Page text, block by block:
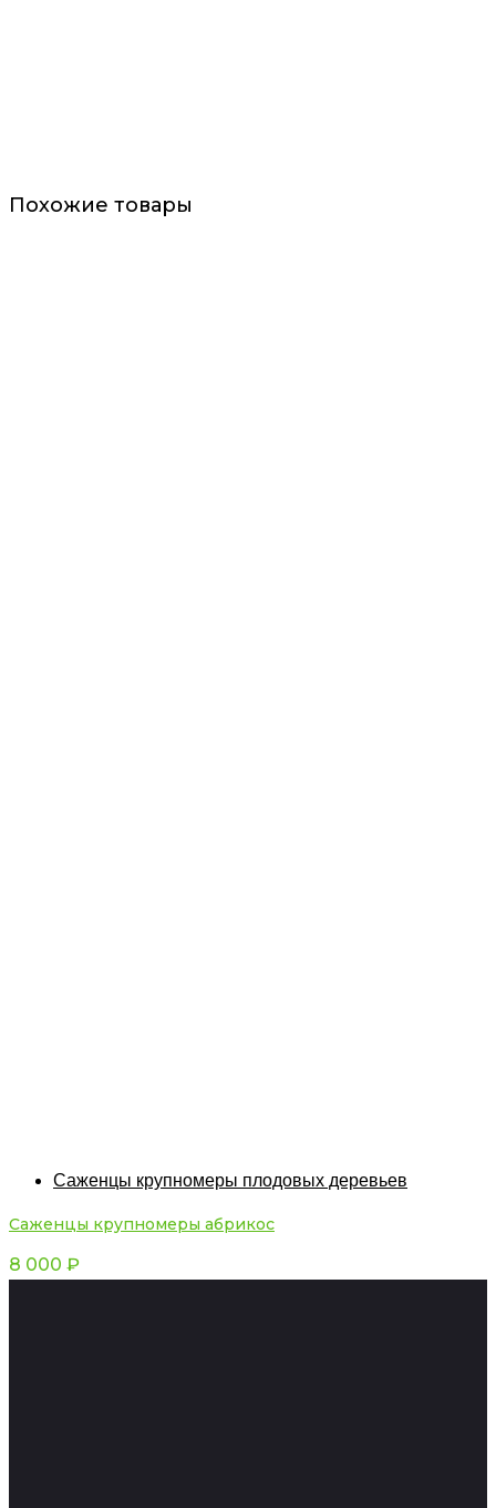
Похожие товары
Саженцы крупномеры плодовых деревьев
Саженцы крупномеры абрикос
8 000 ₽